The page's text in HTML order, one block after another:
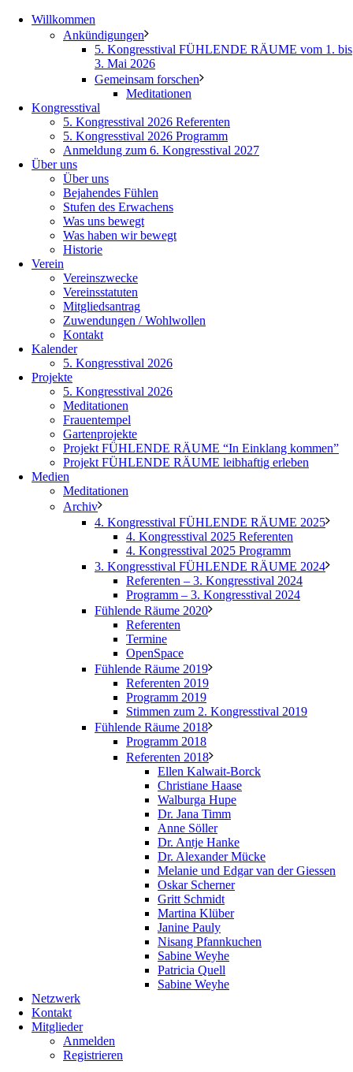
Willkommen
Ankündigungen
5. Kongresstival FÜHLENDE RÄUME vom 1. bis
3. Mai 2026
Gemeinsam forschen
Meditationen
Kongresstival
5. Kongresstival 2026 Referenten
5. Kongresstival 2026 Programm
Anmeldung zum 6. Kongresstival 2027
Über uns
Über uns
Bejahendes Fühlen
Stufen des Erwachens
Was uns bewegt
Was haben wir bewegt
Historie
Verein
Vereinszwecke
Vereinsstatuten
Mitgliedsantrag
Zuwendungen / Wohlwollen
Kontakt
Kalender
5. Kongresstival 2026
Projekte
5. Kongresstival 2026
Meditationen
Frauentempel
Gartenprojekte
Projekt FÜHLENDE RÄUME “In Einklang kommen”
Projekt FÜHLENDE RÄUME leibhaftig erleben
Medien
Meditationen
Archiv
4. Kongresstival FÜHLENDE RÄUME 2025
4. Kongresstival 2025 Referenten
4. Kongresstival 2025 Programm
3. Kongresstival FÜHLENDE RÄUME 2024
Referenten – 3. Kongresstival 2024
Programm – 3. Kongresstival 2024
Fühlende Räume 2020
Referenten
Termine
OpenSpace
Fühlende Räume 2019
Referenten 2019
Programm 2019
Stimmen zum 2. Kongresstival 2019
Fühlende Räume 2018
Programm 2018
Referenten 2018
Ellen Kalwait-Borck
Christiane Haase
Walburga Hupe
Dr. Jana Timm
Anne Söller
Dr. Antje Hanke
Dr. Alexander Mücke
Melanie und Edgar van der Giessen
Oskar Scherner
Gritt Schmidt
Martina Klüber
Janine Pauly
Nisang Pfannkuchen
Sabine Weyhe
Patricia Quell
Sabine Weyhe
Netzwerk
Kontakt
Mitglieder
Anmelden
Registrieren